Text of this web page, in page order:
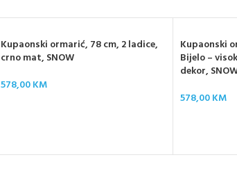
Kupaonski ormarić, 78 cm, 2 ladice,
crno mat, SNOW
578,00KM
Kupaonski
Bijelo –
dekor,
578,00KM